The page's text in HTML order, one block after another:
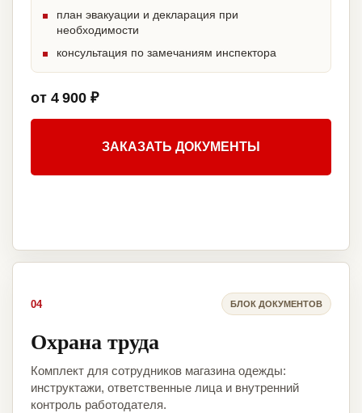
план эвакуации и декларация при
необходимости
консультация по замечаниям инспектора
от 4 900 ₽
ЗАКАЗАТЬ ДОКУМЕНТЫ
04 БЛОК ДОКУМЕНТОВ
Охрана труда
Комплект для сотрудников магазина одежды:
инструктажи, ответственные лица и внутренний
контроль работодателя.